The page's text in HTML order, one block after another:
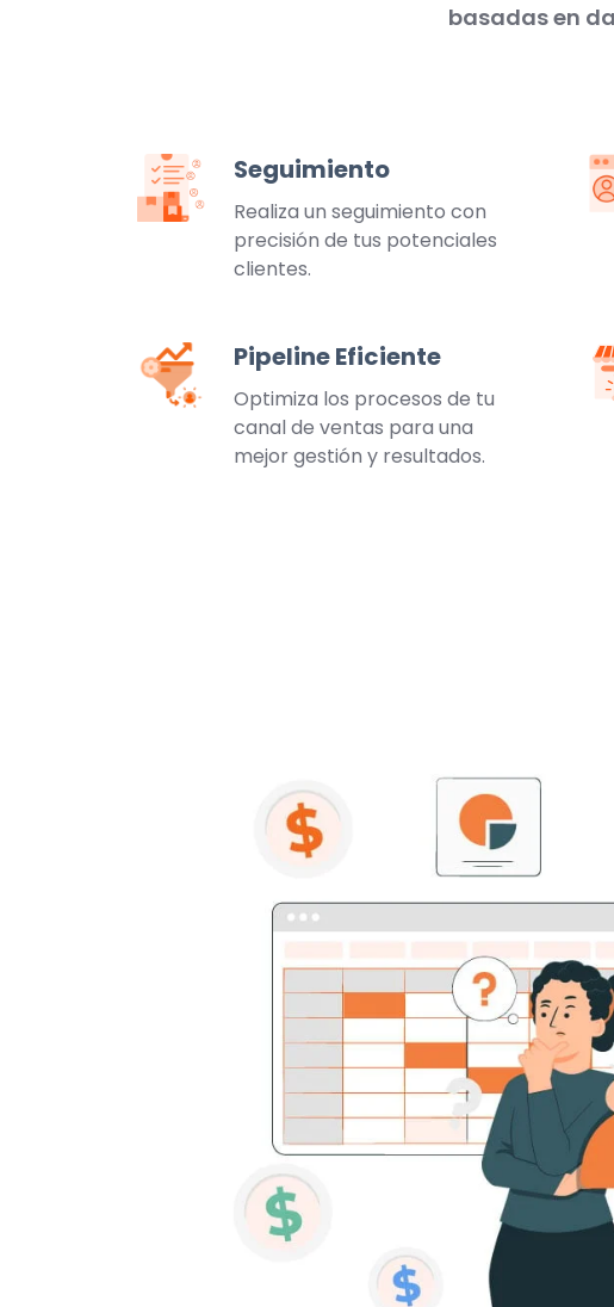
basadas en
Seguimiento
Realiza un seguimiento con
precisión de tus potenciales
clientes.
Seguimiento
Pipeline Eficiente
Optimiza los procesos de tu
canal de ventas para una
mejor gestión y resultados.
Pipeline
Eficiente